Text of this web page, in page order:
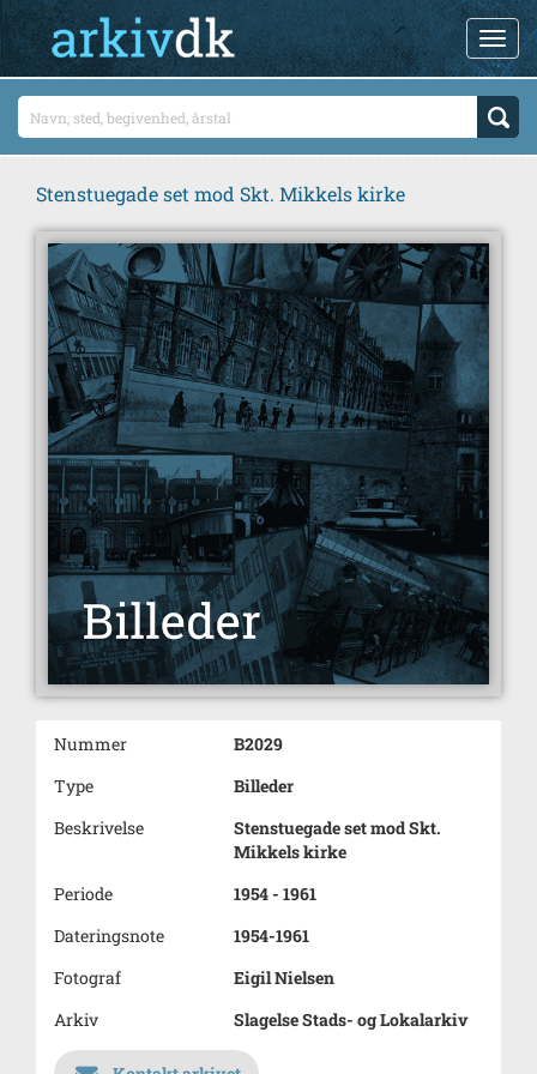
Stenstuegade set mod Skt. Mikkels kirke
Nummer
B2029
Type
Billeder
Beskrivelse
Stenstuegade set mod Skt.
Mikkels kirke
Periode
1954 - 1961
Dateringsnote
1954-1961
Fotograf
Eigil Nielsen
Arkiv
Slagelse Stads- og Lokalarkiv